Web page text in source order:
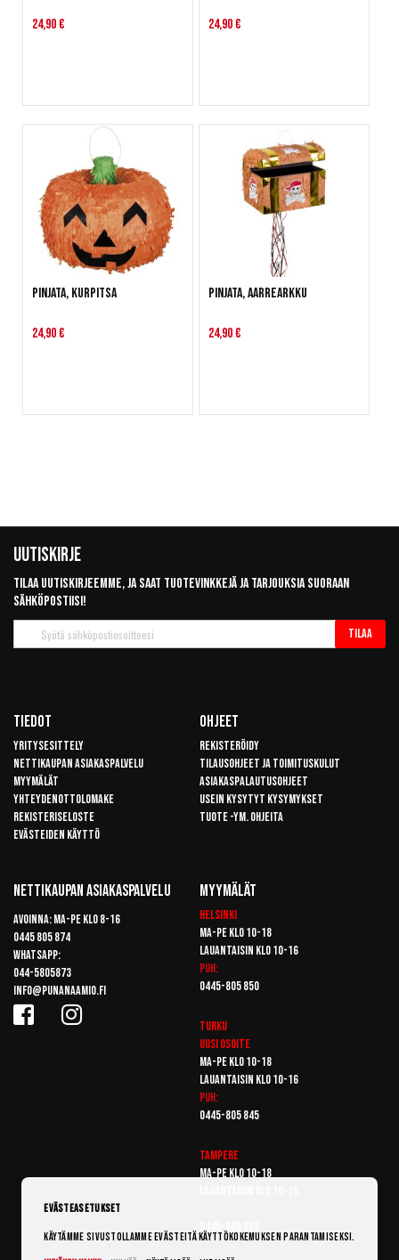
24,90 € 24,90 €
Pinjata, Kurpitsa
24,90 €
Pinjata, Aarrearkku
24,90 €
Uutiskirje
Tilaa uutiskirjeemme, ja saat tuotevinkkejä ja tarjouksia suoraan
sähköpostiisi!
uutiskirje
Tilaa
Tiedot
Yritysesittely
Nettikaupan asiakaspalvelu
Myymälät
Yhteydenottolomake
Rekisteriseloste
Evästeiden käyttö
Ohjeet
Rekisteröidy
Tilausohjeet ja toimituskulut
Asiakaspalautusohjeet
Usein kysytyt kysymykset
Tuote -ym. ohjeita
Nettikaupan Asiakaspalvelu
Avoinna: Ma-pe klo 8-16
0445 805 874
Whatsapp:
044-5805873
info@punanaamio.fi
Myymälät
Helsinki
Ma-pe klo 10-18
Lauantaisin klo 10-16
Puh:
0445-805 850
Turku
Uusi osoite
Ma-pe klo 10-18
Lauantaisin klo 10-16
Puh:
0445-805 845
Tampere
Ma-pe klo 10-18
Evästeasetukset
Käytämme sivustollamme evästeitä käyttökokemuksen parantamiseksi.